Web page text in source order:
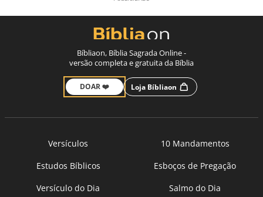
Bíbliaon, Bíblia Sagrada Online -
versão completa e gratuita da Bíblia
DOAR ❤️ Loja Bíbliaon
Versículos
10 Mandamentos
Estudos Bíblicos
Esboços de Pregação
Versículo do Dia
Salmo do Dia